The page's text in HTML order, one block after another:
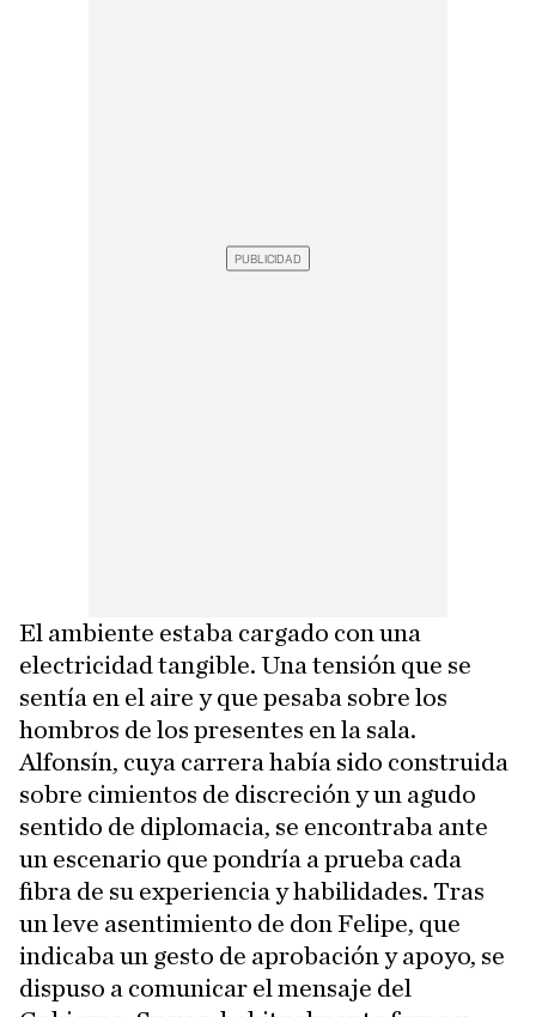
El ambiente estaba cargado con una
electricidad tangible. Una tensión que se
sentía en el aire y que pesaba sobre los
hombros de los presentes en la sala.
Alfonsín, cuya carrera había sido construida
sobre cimientos de discreción y un agudo
sentido de diplomacia, se encontraba ante
un escenario que pondría a prueba cada
fibra de su experiencia y habilidades. Tras
un leve asentimiento de don Felipe, que
indicaba un gesto de aprobación y apoyo, se
dispuso a comunicar el mensaje del